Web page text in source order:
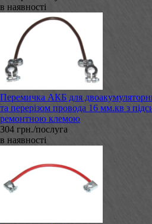
в наявності
Перемичка АКБ для
та перерізом провода 16 мм.кв з
ремонтною клемою
304 грн./послуга
в наявності